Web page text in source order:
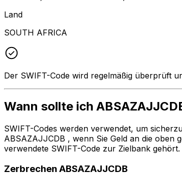
Land
SOUTH AFRICA
Der SWIFT-Code wird regelmäßig überprüft
Wann sollte ich
SWIFT-Codes werden verwendet, um
ABSAZAJJCDB , wenn Sie Geld an die oben
verwendete SWIFT-Code zur Zielbank gehört.
Zerbrechen ABSAZAJJCDB